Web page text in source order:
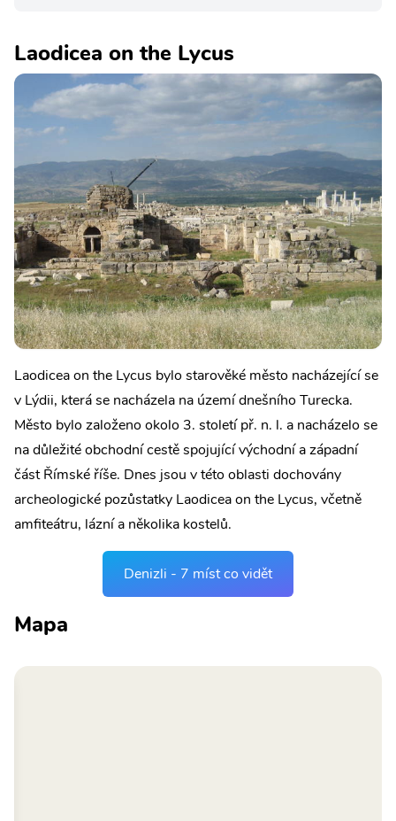
Laodicea on the Lycus
Laodicea on the Lycus bylo starověké město nacházející se
v Lýdii, která se nacházela na území dnešního Turecka.
Město bylo založeno okolo 3. století př. n. l. a nacházelo se
na důležité obchodní cestě spojující východní a západní
část Římské říše. Dnes jsou v této oblasti dochovány
archeologické pozůstatky Laodicea on the Lycus, včetně
amfiteátru, lázní a několika kostelů.
Denizli - 7 míst co vidět
Mapa